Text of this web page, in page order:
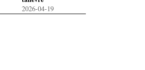
2026-04-19